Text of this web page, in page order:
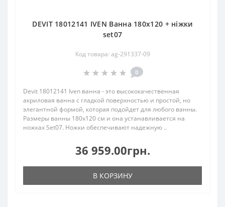
DEVIT 18012141 IVEN Ванна 180х120 + ніжки
set07
Код товара: ag-291337-09
0
Devit 18012141 Iven ванна - это высококачественная
акриловая ванна с гладкой поверхностью и простой, но
элегантной формой, которая подойдет для любого ванны.
Размеры ванны 180x120 см и она устанавливается на
ножках Set07. Ножки обеспечивают надежную ..
36 959.00грн.
В КОРЗИНУ